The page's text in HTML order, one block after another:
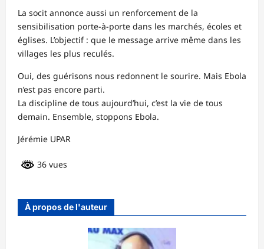
La socit annonce aussi un renforcement de la
sensibilisation porte-à-porte dans les marchés, écoles et
églises. L’objectif : que le message arrive même dans les
villages les plus reculés.
Oui, des guérisons nous redonnent le sourire. Mais Ebola
n’est pas encore parti.
La discipline de tous aujourd’hui, c’est la vie de tous
demain. Ensemble, stoppons Ebola.
Jérémie UPAR
36 vues
À propos de l'auteur